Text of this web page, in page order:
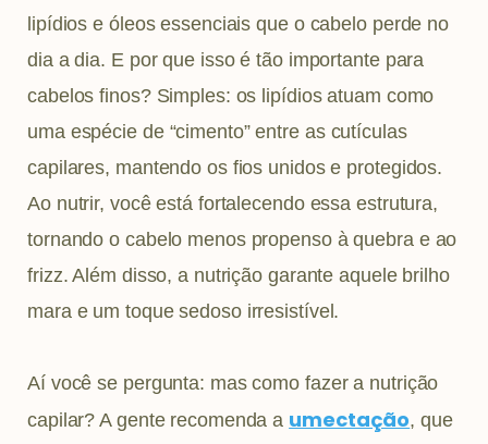
lipídios e óleos essenciais que o cabelo perde no
dia a dia. E por que isso é tão importante para
cabelos finos? Simples: os lipídios atuam como
uma espécie de “cimento” entre as cutículas
capilares, mantendo os fios unidos e protegidos.
Ao nutrir, você está fortalecendo essa estrutura,
tornando o cabelo menos propenso à quebra e ao
frizz. Além disso, a nutrição garante aquele brilho
mara e um toque sedoso irresistível.
Aí você se pergunta: mas como fazer a nutrição
capilar? A gente recomenda a umectação, que